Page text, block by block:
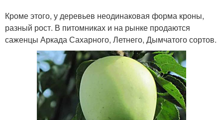
Кроме этого, у деревьев неодинаковая форма кроны,
разный рост. В питомниках и на рынке продаются
саженцы Аркада Сахарного, Летнего, Дымчатого сортов.